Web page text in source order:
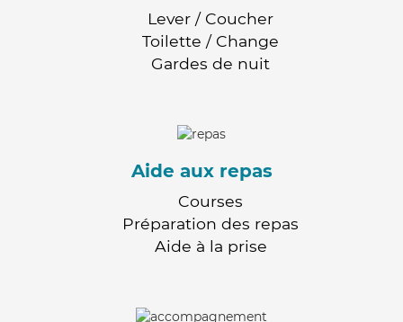
Lever / Coucher
Toilette / Change
Gardes de nuit
Aide aux repas
Courses
Préparation des repas
Aide à la prise